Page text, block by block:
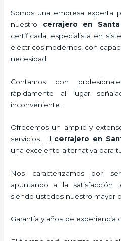
Somos una empresa experta
nuestro cerrajero en
certificada, especialista en
eléctricos modernos, con
necesidad.
Contamos con
rápidamente al lugar
inconveniente.
Ofrecemos un amplio y
servicios. El cerrajero en
una excelente alternativa para
Nos caracterizamos por
apuntando a la satisfacción
siendo ustedes nuestro mayor
Garantía y años de experiencia